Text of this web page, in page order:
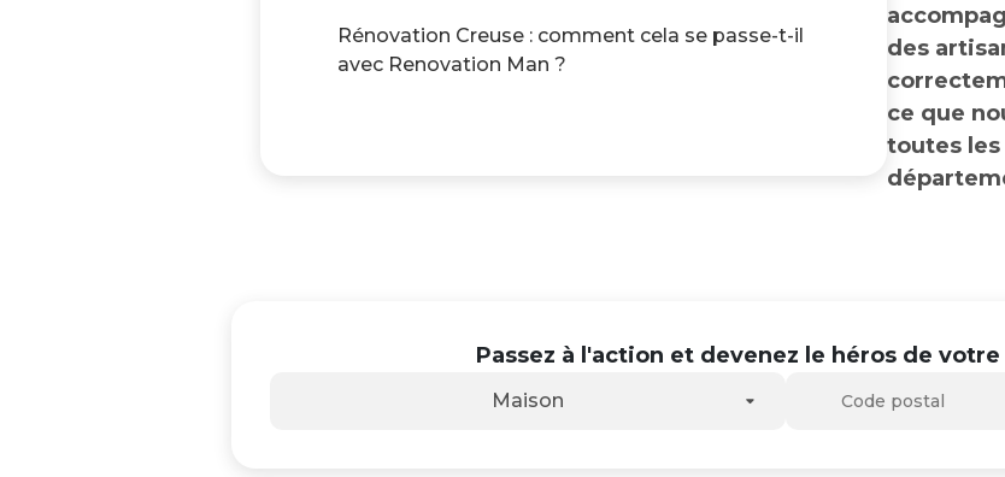
Rénovation Creuse : comment cela se passe-t-il
avec Renovation Man ?
des
ce que
toutes
Passez à l'action et devenez le héros de
Maison